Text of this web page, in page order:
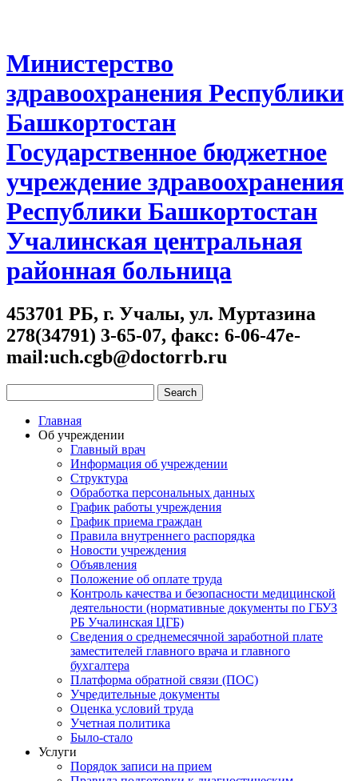
Министерство
здравоохранения Республики
Башкортостан
Государственное бюджетное
учреждение здравоохранения
Республики Башкортостан
Учалинская центральная
районная больница
453701 РБ, г. Учалы, ул. Муртазина
278(34791) 3-65-07, факс: 6-06-47e-
mail:uch.cgb@doctorrb.ru
Главная
Об учреждении
Главный врач
Информация об учреждении
Структура
Обработка персональных данных
График работы учреждения
График приема граждан
Правила внутреннего распорядка
Новости учреждения
Объявления
Положение об оплате труда
Контроль качества и безопасности медицинской
деятельности (нормативные документы по ГБУЗ
РБ Учалинская ЦГБ)
Сведения о среднемесячной заработной плате
заместителей главного врача и главного
бухгалтера
Платформа обратной связи (ПОС)
Учредительные документы
Оценка условий труда
Учетная политика
Было-стало
Услуги
Порядок записи на прием